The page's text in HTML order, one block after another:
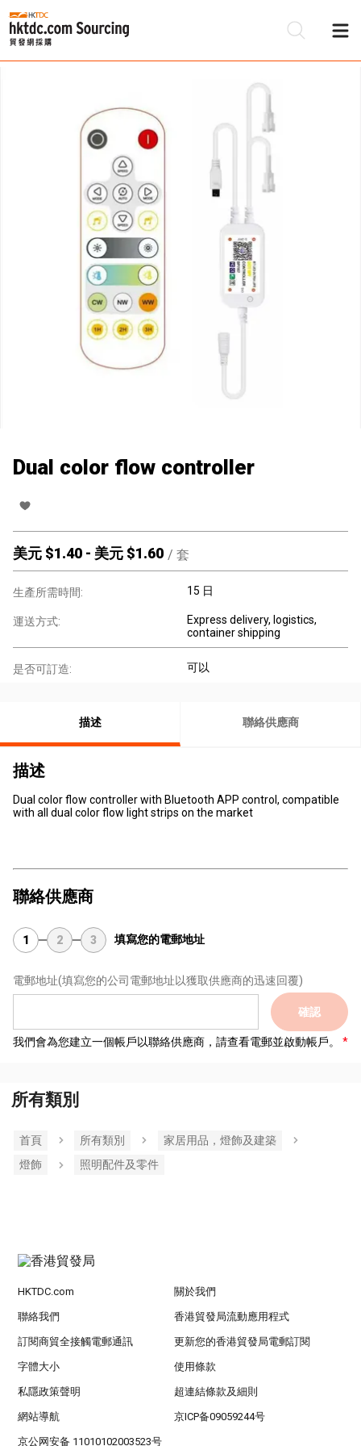
Dual color flow controller
美元 $1.40 - 美元 $1.60 / 套
生產所需時間: 15 日
運送方式:
Express delivery, logistics,
container shipping
是否可訂造: 可以
描述 聯絡供應商
描述
Dual color flow controller with Bluetooth APP control, compatible
with all dual color flow light strips on the market
聯絡供應商
1 2 3 填寫您的電郵地址
電郵地址(填寫您的公司電郵地址以獲取供應商的迅速回覆)
確認
我們會為您建立一個帳戶以聯絡供應商，請查看電郵並啟動帳戶。
所有類別
首頁 所有類別
家居用品，燈飾及建築
燈飾
照明配件及零件
HKTDC.com 關於我們
聯絡我們 香港貿發局流動應用程式
訂閱商貿全接觸電郵通訊 更新您的香港貿發局電郵訂閱
字體大小 使用條款
私隱政策聲明 超連結條款及細則
網站導航 京ICP备09059244号
京公网安备 11010102003523号